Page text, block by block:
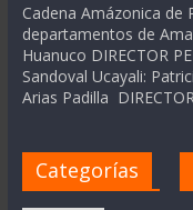
Cadena Amázonica de
departamentos de
Huanuco DIRECTOR
Sandoval Ucayali:
Arias Padilla
Categorías